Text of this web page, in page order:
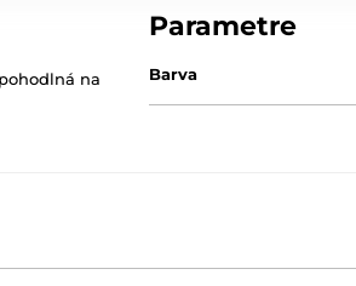
na
Parametre
Barva